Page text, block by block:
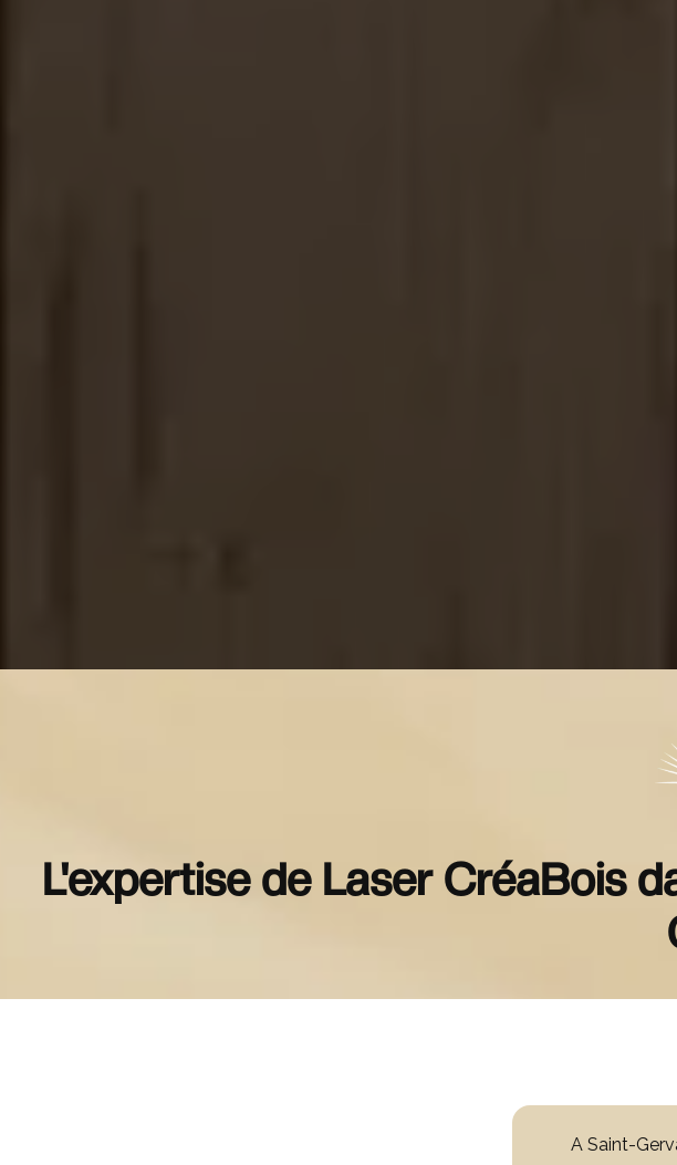
L'expertise de Laser CréaBois
A Saint-